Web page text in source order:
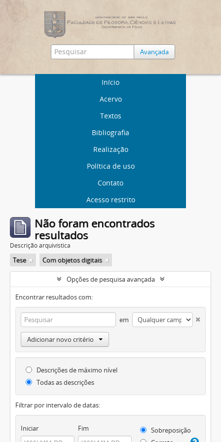
Avançada
Início
Acervo
Textos
Bibliografia
Realização
Política de uso
Contato
Acesso restrito
Não foram encontrados
resultados
Descrição arquivística
Tese Com objetos digitais
Opções de pesquisa avançada
Encontrar resultados com:
em
Adicionar novo critério
Descrições de máximo nível
Todas as descrições
Filtrar por intervalo de datas:
Iniciar Fim
Sobreposição